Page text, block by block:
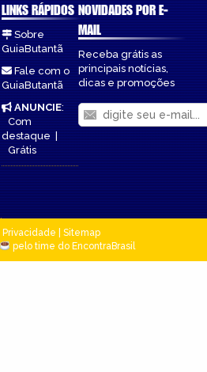
LINKS RÁPIDOS
Sobre
GuiaButantã
Fale com o
GuiaButantã
ANUNCIE:
Com
destaque|
Grátis
NOVIDADES POR E-
MAIL
Receba grátis as
principais notícias,
dicas e promoções
Privacidade
Sitemap
pelo time do EncontraBrasil